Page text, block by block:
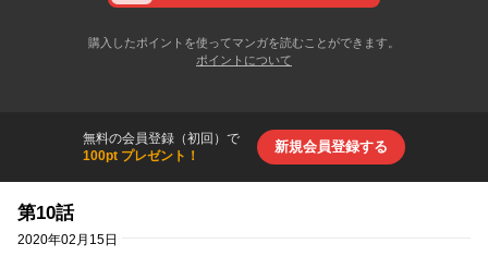
購入したポイントを使ってマンガを読むことができます。
ポイントについて
無料の会員登録（初回）で
100pt プレゼント！
新規会員登録する
第10話
2020年02月15日